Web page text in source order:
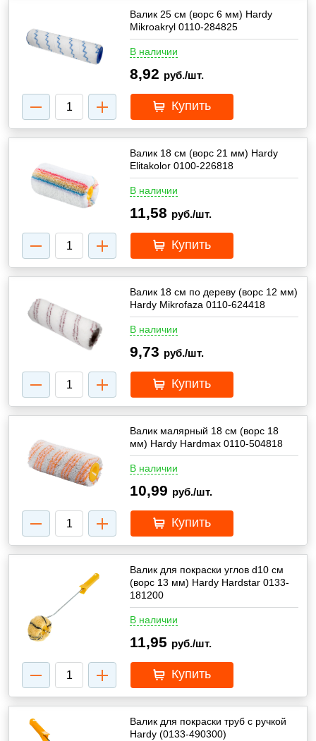
Валик 25 см (ворс 6 мм) Hardy
Mikroakryl 0110-284825
В наличии
8,92 руб./шт.
Купить
Валик 18 см (ворс 21 мм) Hardy
Elitakolor 0100-226818
В наличии
11,58 руб./шт.
Купить
Валик 18 см по дереву (ворс 12 мм)
Hardy Mikrofaza 0110-624418
В наличии
9,73 руб./шт.
Купить
Валик малярный 18 см (ворс 18
мм) Hardy Hardmax 0110-504818
В наличии
10,99 руб./шт.
Купить
Валик для покраски углов d10 см
(ворс 13 мм) Hardy Hardstar 0133-
181200
В наличии
11,95 руб./шт.
Купить
Валик для покраски труб с ручкой
Hardy (0133-490300)